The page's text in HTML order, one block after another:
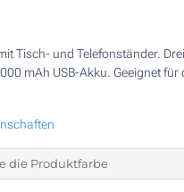
Tisch- und Telefonständer. Drei
mAh USB-Akku. Geeignet für
die Produktfarbe